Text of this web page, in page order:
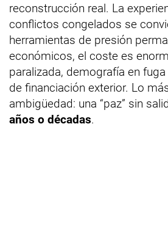
reconstrucción real. La
conflictos congelados se
herramientas de presión
económicos, el coste es
paralizada, demografía en
de financiación exterior. Lo
ambigüedad: una “paz” sin
años o décadas.